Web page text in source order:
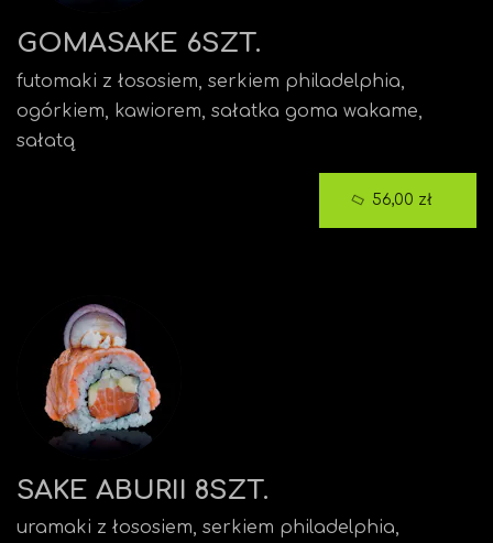
GOMASAKE 6SZT.
futomaki z łososiem, serkiem philadelphia,
ogórkiem, kawiorem, sałatka goma wakame,
sałatą
SAKE ABURII 8SZT.
uramaki z łososiem, serkiem philadelphia,